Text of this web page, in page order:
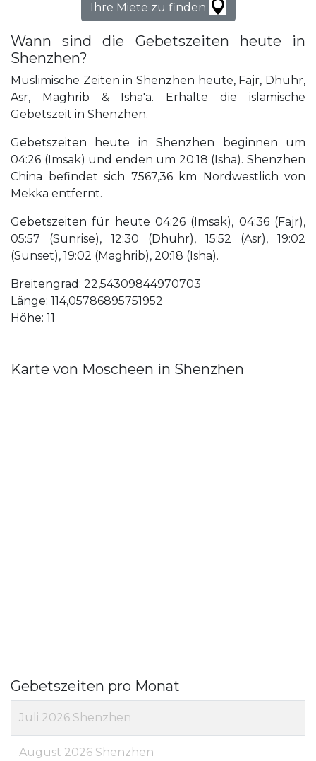
Ihre Miete zu finden
Wann sind die Gebetszeiten heute in
Shenzhen?
Muslimische Zeiten in Shenzhen heute, Fajr, Dhuhr,
Asr, Maghrib & Isha'a. Erhalte die islamische
Gebetszeit in Shenzhen.
Gebetszeiten heute in Shenzhen beginnen um
04:26 (Imsak) und enden um 20:18 (Isha). Shenzhen
China befindet sich 7567,36 km Nordwestlich von
Mekka entfernt.
Gebetszeiten für heute 04:26 (Imsak), 04:36 (Fajr),
05:57 (Sunrise), 12:30 (Dhuhr), 15:52 (Asr), 19:02
(Sunset), 19:02 (Maghrib), 20:18 (Isha).
Breitengrad: 22,54309844970703
Länge: 114,05786895751952
Höhe: 11
Karte von Moscheen in Shenzhen
Gebetszeiten pro Monat
Juli 2026 Shenzhen
August 2026 Shenzhen